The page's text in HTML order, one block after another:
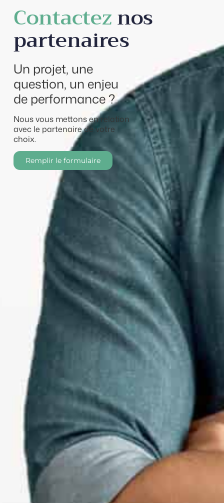
Contacteznos
partenaires
Un projet, une
question, un enjeu
de performance ?
Nous vous mettons en relation
avec le partenaire de votre
choix.
Remplir le formulaire